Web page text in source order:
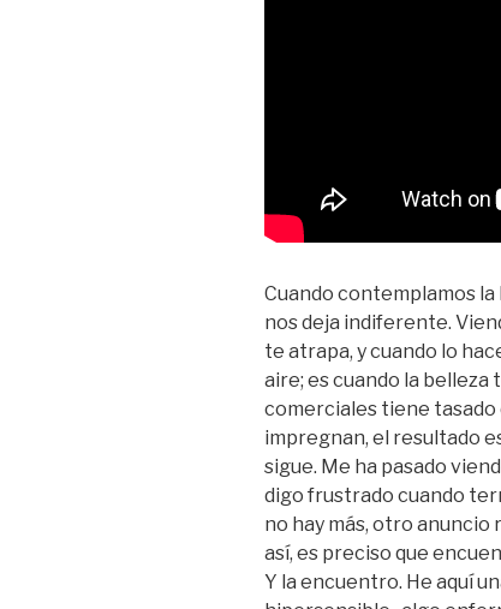
Cuando contemplamos
nos deja indiferente.
te atrapa, y cuando lo
aire; es cuando la belleza
comerciales tiene tasado
impregnan, el resultado
sigue. Me ha pasado
digo frustrado cuando
no hay más, otro anuncio
así, es preciso que
Y la encuentro. He aquí